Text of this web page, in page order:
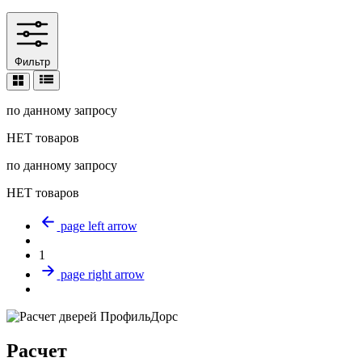
Фильтр
по данному запросу
НЕТ товаров
по данному запросу
НЕТ товаров
page left arrow
1
page right arrow
Расчет